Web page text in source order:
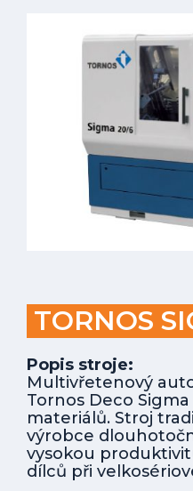
TORNOS
Popis stroje:
Multivřetenový
Tornos Deco
materiálů. Stroj
výrobce
vysokou
dílců při